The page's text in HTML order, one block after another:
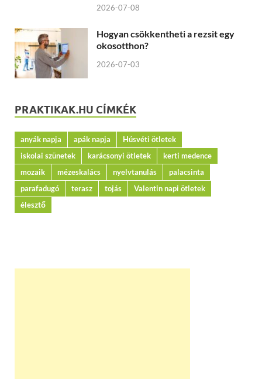
2026-07-08
Hogyan csökkentheti a rezsit egy
okosotthon?
2026-07-03
PRAKTIKAK.HU CÍMKÉK
anyák napja apák napja
Húsvéti ötletek
iskolai szünetek
karácsonyi ötletek
kerti medence
mozaik
mézeskalács nyelvtanulás
palacsinta
parafadugó
terasz tojás
Valentin napi ötletek
élesztő